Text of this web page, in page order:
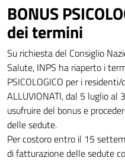
BONUS
dei termini
Su richiesta del Consiglio
Salute, INPS ha riaperto i
PSICOLOGICO per i
ALLUVIONATI, dal 5 luglio al
usufruire del bonus e
delle sedute.
Per costoro entro il 15
di fatturazione delle sedute